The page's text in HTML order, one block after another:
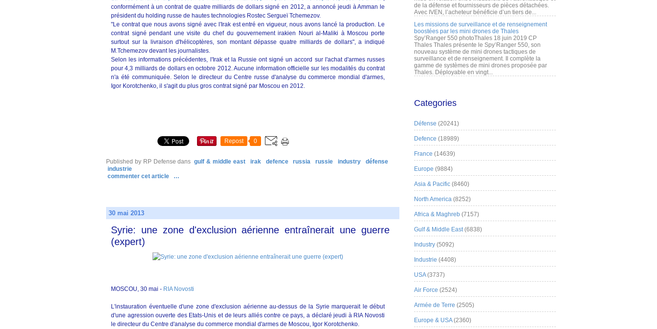
conformément à un contrat de quatre milliards de dollars signé en 2012, a annoncé jeudi à Amman le
président du holding russe de hautes technologies Rostec Sergueï Tchemezov.
"Le contrat que nous avons signé avec l'Irak est entré en vigueur, nous avons lancé la production. Le
contrat signé pendant une visite du chef du gouvernement irakien Nouri al-Maliki à Moscou porte
surtout sur la livraison d'hélicoptères, son montant dépasse quatre milliards de dollars", a indiqué
M.Tchemezov devant les journalistes.
Selon les informations précédentes, l'Irak et la Russie ont signé un accord sur l'achat d'armes russes
pour 4,3 milliards de dollars en octobre 2012. Aucune information officielle sur les modalités du contrat
n'a été communiquée. Selon le directeur du Centre russe d'analyse du commerce mondial d'armes,
Igor Korotchenko, il s'agit du plus gros contrat signé par Moscou en 2012.
Repost 0
Published by RP Defense dans gulf & middle east irak defence russia russie industry
défense
industrie
commenter cet article
…
30 mai 2013
Syrie: une zone d'exclusion aérienne entraînerait une guerre
(expert)
MOSCOU, 30 mai - RIA Novosti
L'instauration éventuelle d'une zone d'exclusion aérienne au-dessus de la Syrie marquerait le début
d'une agression ouverte des Etats-Unis et de leurs alliés contre ce pays, a déclaré jeudi à RIA Novosti
le directeur du Centre d'analyse du commerce mondial d'armes de Moscou, Igor Korotchenko.
de la défense et fournisseurs de pièces détachées.
Avec IVEN, l’acheteur bénéficie d’un tiers de...
Les missions de surveillance et de renseignement
boostées par les mini drones de Thales
Spy’Ranger 550 photoThales 18 juin 2019 CP
Thales Thales présente le Spy’Ranger 550, son
nouveau système de mini drones tactiques de
surveillance et de renseignement. Il complète la
gamme de systèmes de mini drones proposée par
Thales. Déployable en vingt...
Categories
Défense (20241)
Defence (18989)
France (14639)
Europe (9884)
Asia & Pacific (8460)
North America (8252)
Africa & Maghreb (7157)
Gulf & Middle East(6838)
Industry (5092)
Industrie (4408)
USA(3737)
Air Force (2524)
Armée de Terre (2505)
Europe & USA(2360)